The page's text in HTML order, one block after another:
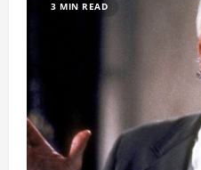
3 MIN READ